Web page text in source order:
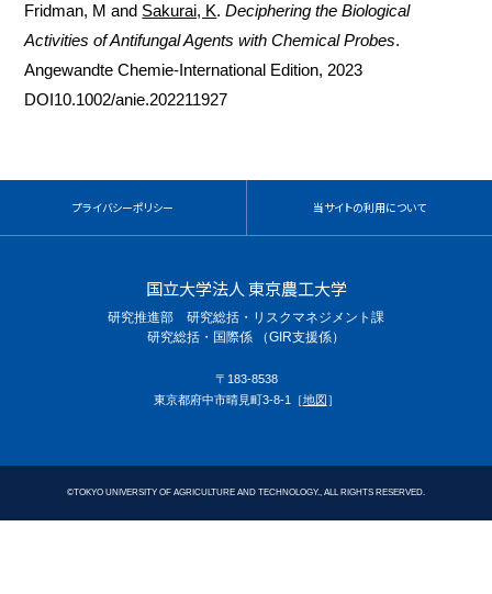
Fridman, M and Sakurai, K.Deciphering the Biological
Activities of Antifungal Agents with Chemical Probes.
Angewandte Chemie-International Edition, 2023
DOI10.1002/anie.202211927
プライバシーポリシー 当サイトの利用について
国立大学法人 東京農工大学
研究推進部 研究総括・リスクマネジメント課
研究総括・国際係 （GIR支援係）
〒183-8538
東京都府中市晴見町3-8-1［地図］
©TOKYO UNIVERSITY OF AGRICULTURE AND TECHNOLOGY., ALL RIGHTS RESERVED.